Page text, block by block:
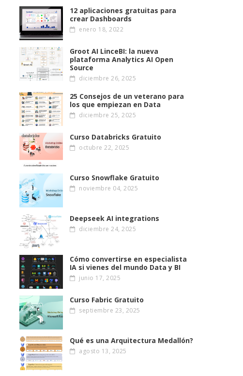
12 aplicaciones gratuitas para
crear Dashboards
enero 18, 2022
Groot AI LinceBI: la nueva
plataforma Analytics AI Open
Source
diciembre 26, 2025
25 Consejos de un veterano para
los que empiezan en Data
diciembre 25, 2025
Curso Databricks Gratuito
octubre 22, 2025
Curso Snowflake Gratuito
noviembre 04, 2025
Deepseek AI integrations
diciembre 24, 2025
Cómo convertirse en especialista
IA si vienes del mundo Data y BI
junio 17, 2025
Curso Fabric Gratuito
septiembre 23, 2025
Qué es una Arquitectura Medallón?
agosto 13, 2025